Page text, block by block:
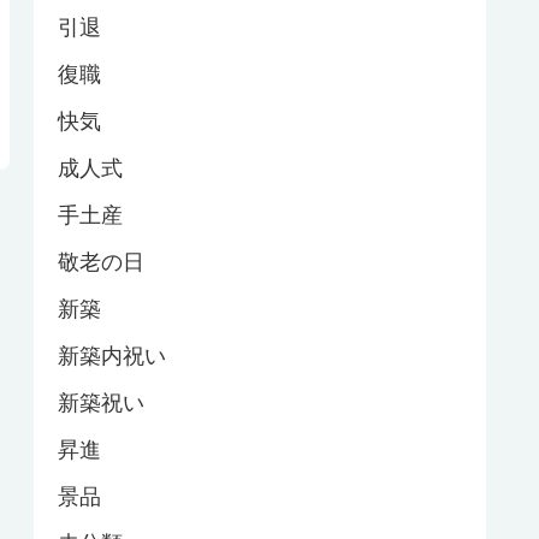
引退
復職
快気
成人式
手土産
敬老の日
新築
新築内祝い
新築祝い
昇進
景品